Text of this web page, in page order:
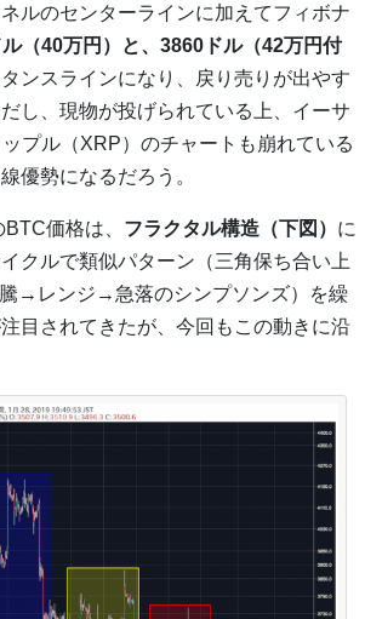
ルのセンターラインに加えてフィボナ
（40万円）と、3860ドル（42万円付
ンスラインになり、戻り売りが出やす
し、現物が投げられている上、イーサ
プル（XRP）のチャートも崩れている
優勢になるだろう。
価格は、 フラクタル構造（下図） に
クルで類似パターン（三角保ち合い上
→レンジ→急落のシンプソンズ）を繰
目されてきたが、今回もこの動きに沿